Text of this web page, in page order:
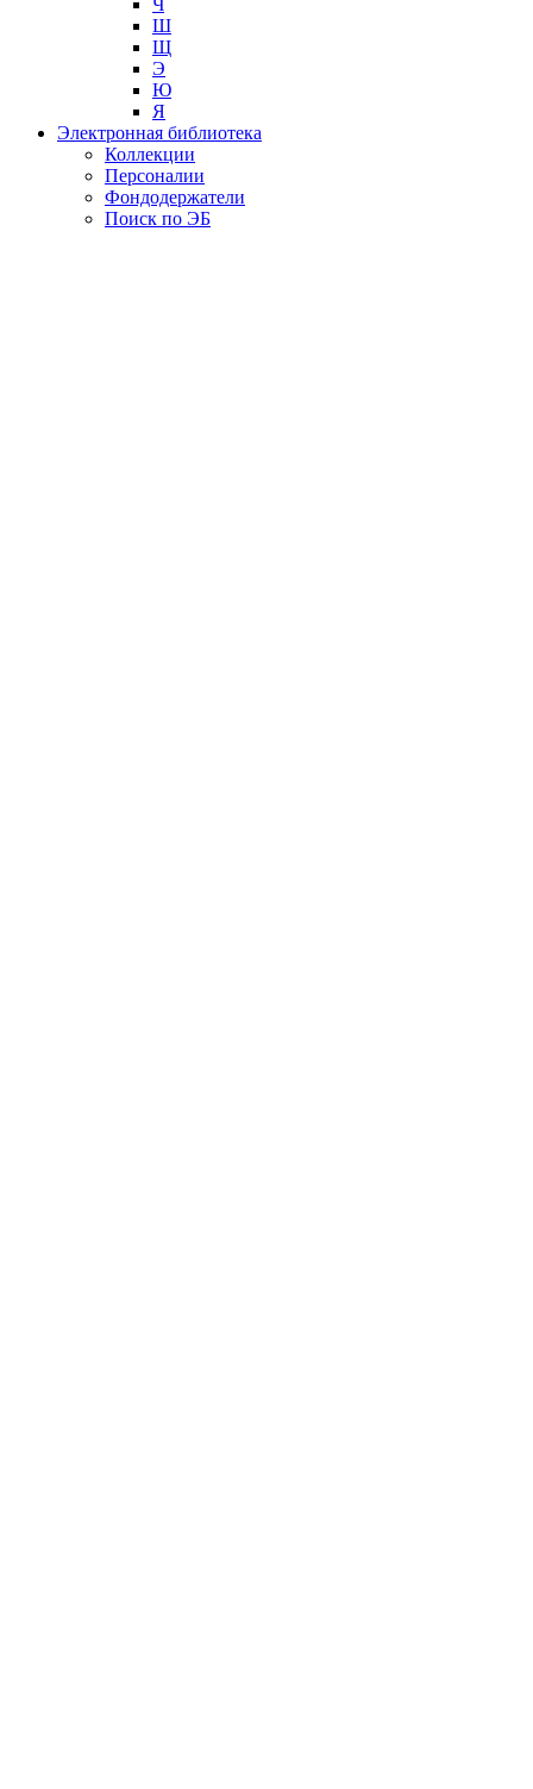
Ш
Щ
Э
Ю
Я
Электронная библиотека
Коллекции
Персоналии
Фондодержатели
Поиск по ЭБ